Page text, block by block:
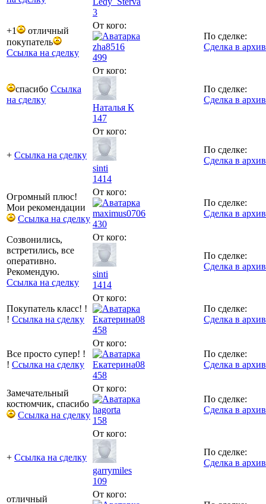
3
+1
отличный
покупатель
Ссылка на сделку
От кого:
zha8516
499
По сделке:
Сделка в
спасибо Ссылка
на сделку
От кого:
Наталья К
147
По сделке:
Сделка в
+ Ссылка на сделку
От кого:
sinti
1414
По сделке:
Сделка в
Огромный плюс!
Мои рекомендации
Ссылка на сделку
От кого:
maximus0706
430
По сделке:
Сделка в
Созвонились,
встретились, все
оперативно.
Рекомендую.
Ссылка на сделку
От кого:
sinti
1414
По сделке:
Сделка в
Покупатель класс! !
! Ссылка на сделку
От кого:
Екатерина08
458
По сделке:
Сделка в
Все просто супер! !
! Ссылка на сделку
От кого:
Екатерина08
458
По сделке:
Сделка в
Замечательный
костюмчик, спасибо
Ссылка на сделку
От кого:
hagorta
158
По сделке:
Сделка в
+ Ссылка на сделку
От кого:
garrymiles
109
По сделке:
Сделка в
отличный
От кого: